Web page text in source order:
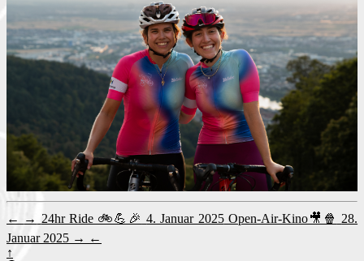
← → 24hr Ride 🚲💪🎉 4. Januar 2025 Open-Air-Kino🎥🍿 28.
Januar 2025 → ←
↑